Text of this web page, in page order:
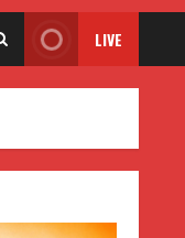
LIVE